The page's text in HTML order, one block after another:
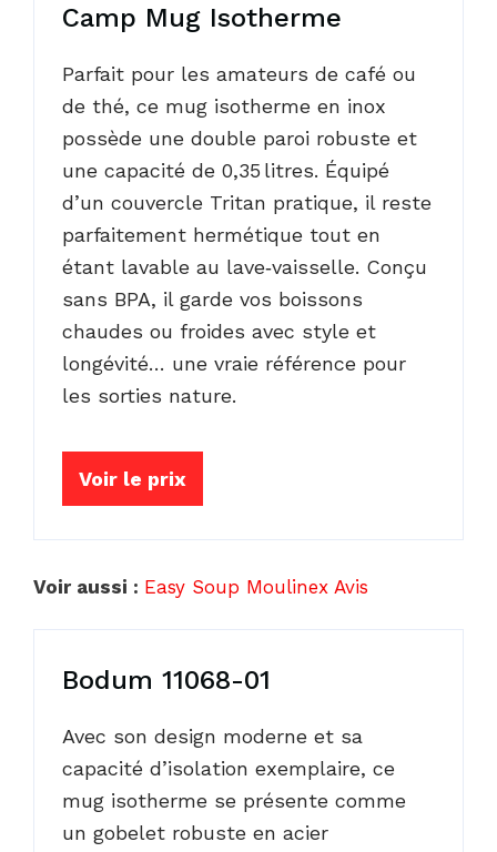
Camp Mug Isotherme
Parfait pour les amateurs de café ou
de thé, ce mug isotherme en inox
possède une double paroi robuste et
une capacité de 0,35 litres. Équipé
d’un couvercle Tritan pratique, il reste
parfaitement hermétique tout en
étant lavable au lave‑vaisselle. Conçu
sans BPA, il garde vos boissons
chaudes ou froides avec style et
longévité… une vraie référence pour
les sorties nature.
Voir le prix
Voir aussi : Easy Soup Moulinex Avis
Bodum 11068-01
Avec son design moderne et sa
capacité d’isolation exemplaire, ce
mug isotherme se présente comme
un gobelet robuste en acier